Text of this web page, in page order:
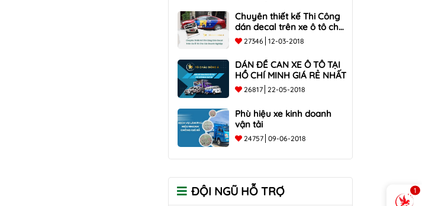
Chuyên thiết kế Thi Công
dán decal trên xe ô tô cho
các doanh nghiệp
27346 12-03-2018
DÁN ĐỀ CAN XE Ô TÔ TẠI
HỒ CHÍ MINH GIÁ RẺ NHẤT
26817 22-05-2018
Phù hiệu xe kinh doanh
vận tải
24757 09-06-2018
ĐỘI NGŨ HỖ TRỢ 1